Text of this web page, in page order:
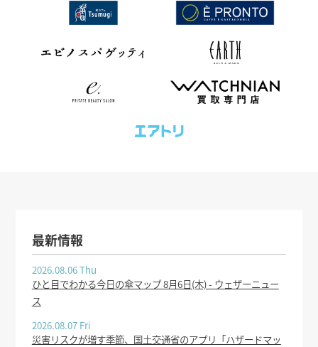
最新情報
2026.08.06 Thu
ひと目でわかる今日の傘マップ 8月6日(木) - ウェザーニュー
ス
2026.08.07 Fri
災害リスクが増す季節、国土交通省のアプリ「ハザードマッ